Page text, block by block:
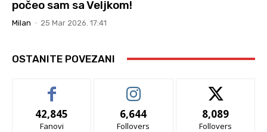
počeo sam sa Veljkom!
Milan - 25 Mar 2026. 17:41
OSTANITE POVEZANI
42,845
Fanovi
6,644
Follovers
8,089
Follovers